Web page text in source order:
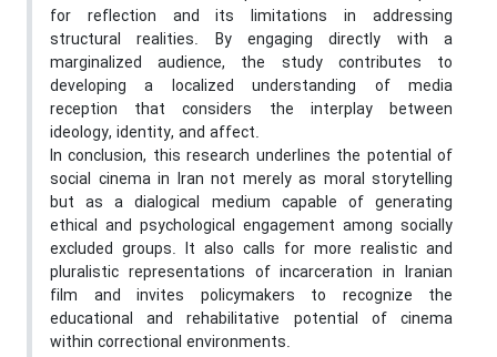
for reflection and its limitations in addressing
structural realities. By engaging directly with a
marginalized audience, the study contributes to
developing a localized understanding of media
reception that considers the interplay between
ideology, identity, and affect.
In conclusion, this research underlines the potential of
social cinema in Iran not merely as moral storytelling
but as a dialogical medium capable of generating
ethical and psychological engagement among socially
excluded groups. It also calls for more realistic and
pluralistic representations of incarceration in Iranian
film and invites policymakers to recognize the
educational and rehabilitative potential of cinema
within correctional environments.